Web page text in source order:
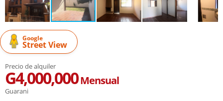
Google
Street View
Precio de alquiler
G4,000,000Mensual
Guarani